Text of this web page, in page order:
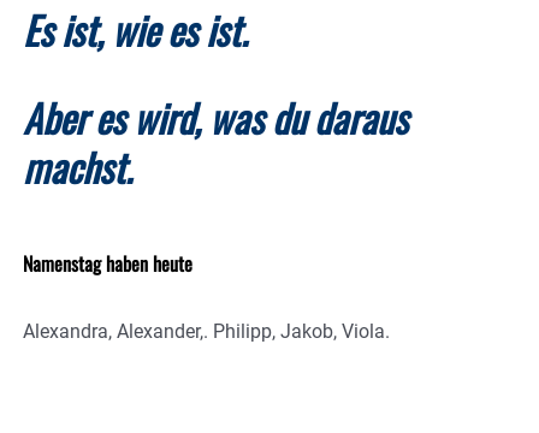
Es ist, wie es ist.
Aber es wird, was du daraus
machst.
Namenstag haben heute
Alexandra, Alexander,. Philipp, Jakob, Viola.